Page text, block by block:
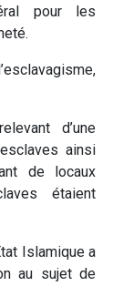
pour les
d’une
ainsi
de locaux
étaient
Islamique a
au sujet de